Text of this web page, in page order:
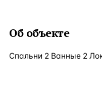
Об объекте
Спальни 2 Ванные 2